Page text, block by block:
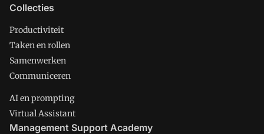
Collecties
Productiviteit
Taken en rollen
Samenwerken
Communiceren
AI en prompting
Virtual Assistant
Management Support Academy